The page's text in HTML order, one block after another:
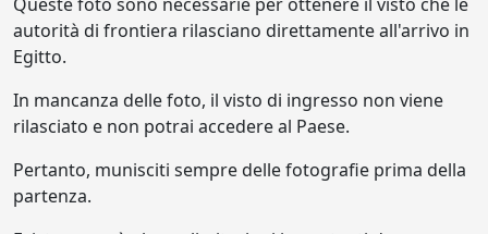
autorità di frontiera rilasciano direttamente all'arrivo in
Egitto.
In mancanza delle foto, il visto di ingresso non viene
rilasciato e non potrai accedere al Paese.
Pertanto, munisciti sempre delle fotografie prima della
partenza.